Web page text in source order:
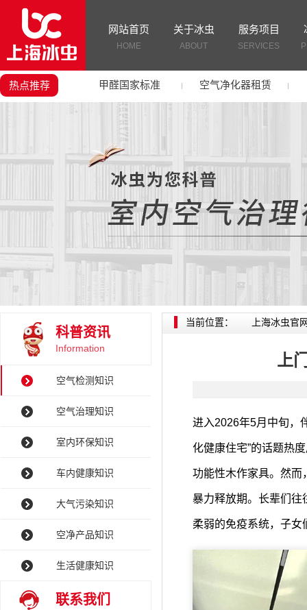
网站首页
HOME
关于冰虫
ABOUT
服务项目
SERVICES
热点推荐 甲醛国家标准 空气净化器租赁
科普资讯
Information
空气检测知识
空气治理知识
室内环保知识
车内健康知识
大气污染知识
空净产品知识
生活健康知识
联系我们
当前位置： 上海冰虫官
上
进入2026年5月中旬，
化健康住宅”的话题热
功能性木作家具。然而
暴力释放期。长辈们往
柔弱的免疫系统，子